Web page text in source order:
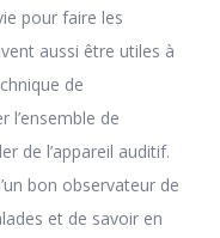
pour faire les
aussi être utiles à
de
l’ensemble de
de l’appareil auditif.
bon observateur de
et de savoir en